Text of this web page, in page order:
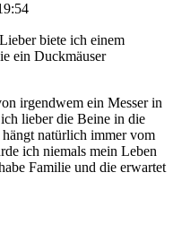
biete ich einem
ein Duckmäuser
irgendwem ein Messer in
lieber die Beine in die
natürlich immer vom
ich niemals mein Leben
Familie und die erwartet